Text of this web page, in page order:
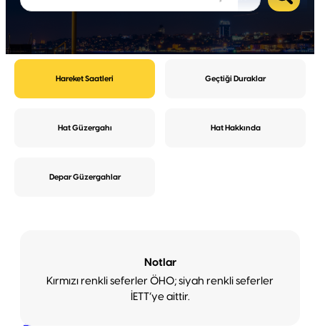
2024 - 2029
Telefon
Web Sitesi
Kadir YILMAZ
Telefon Web Sitesi
Birgül KORKMAZ ÇİLESİZ
Küçükbakkalköy Mahallesi Muhtarı